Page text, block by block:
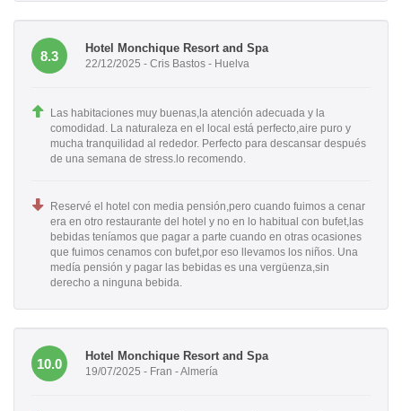
8.3
Hotel Monchique Resort and Spa
22/12/2025 - Cris Bastos - Huelva
Las habitaciones muy buenas,la atención adecuada y la
comodidad. La naturaleza en el local está perfecto,aire puro y
mucha tranquilidad al rededor. Perfecto para descansar después
de una semana de stress.lo recomendo.
Reservé el hotel con media pensión,pero cuando fuimos a cenar
era en otro restaurante del hotel y no en lo habitual con bufet,las
bebidas teníamos que pagar a parte cuando en otras ocasiones
que fuimos cenamos con bufet,por eso llevamos los niños. Una
medía pensión y pagar las bebidas es una vergüenza,sin
derecho a ninguna bebida.
10.0
Hotel Monchique Resort and Spa
19/07/2025 - Fran - Almería